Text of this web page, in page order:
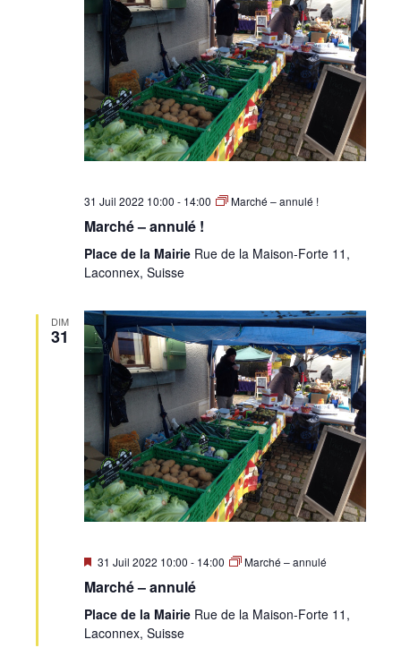
31 Juil 2022 10:00 - 14:00 Marché – annulé !
Marché – annulé !
Place de la Mairie Rue de la Maison-Forte 11,
Laconnex, Suisse
DIM
31
Mis
avant
31 Juil 2022 10:00 - 14:00 Marché – annulé
Marché – annulé
Place de la Mairie Rue de la Maison-Forte 11,
Laconnex, Suisse